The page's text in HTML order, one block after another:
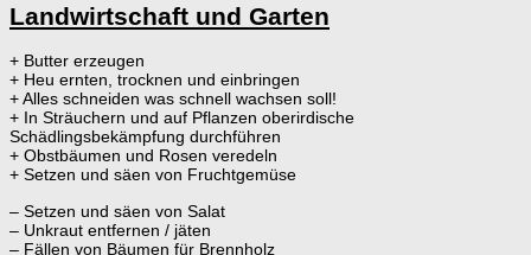
Landwirtschaft und Garten
+ Butter erzeugen
+ Heu ernten, trocknen und einbringen
+ Alles schneiden was schnell wachsen soll!
+ In Sträuchern und auf Pflanzen oberirdische
Schädlingsbekämpfung durchführen
+ Obstbäumen und Rosen veredeln
+ Setzen und säen von Fruchtgemüse
– Setzen und säen von Salat
– Unkraut entfernen / jäten
– Fällen von Bäumen für Brennholz